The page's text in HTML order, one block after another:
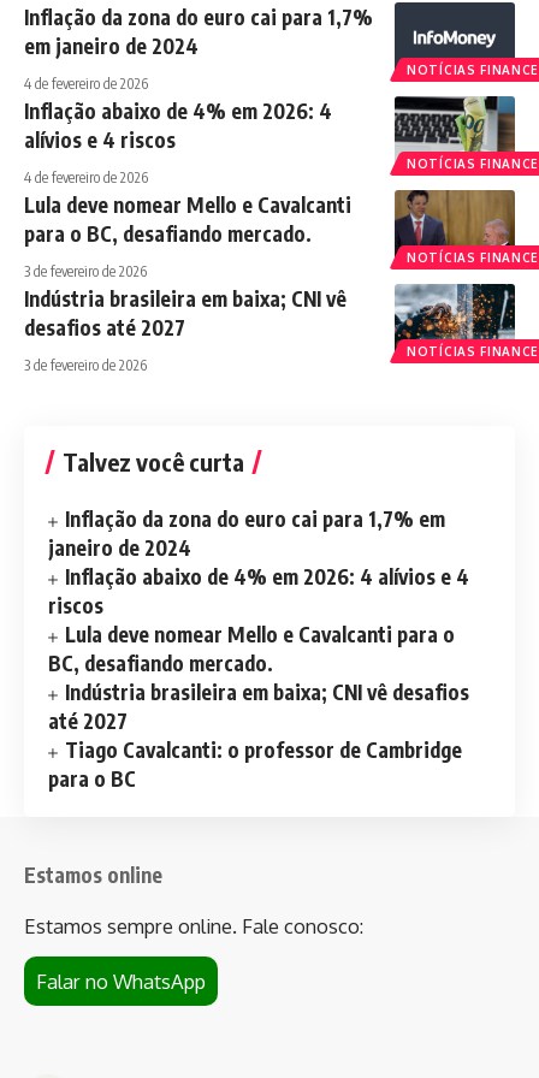
NOTÍCIAS
Inflação da zona do euro cai para 1,7%
em janeiro de 2024
4 de fevereiro de 2026
NOTÍCIAS
Inflação abaixo de 4% em 2026: 4
alívios e 4 riscos
4 de fevereiro de 2026
NOTÍCIAS
Lula deve nomear Mello e Cavalcanti
para o BC, desafiando mercado.
3 de fevereiro de 2026
NOTÍCIAS
Indústria brasileira em baixa; CNI vê
desafios até 2027
3 de fevereiro de 2026
Talvez você curta
Inflação da zona do euro cai para 1,7% em
janeiro de 2024
Inflação abaixo de 4% em 2026: 4 alívios e 4
riscos
Lula deve nomear Mello e Cavalcanti para o
BC, desafiando mercado.
Indústria brasileira em baixa; CNI vê desafios
até 2027
Tiago Cavalcanti: o professor de Cambridge
para o BC
Estamos online
Estamos sempre online. Fale conosco:
Falar no WhatsApp